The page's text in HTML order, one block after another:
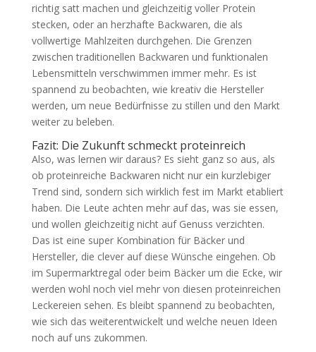
richtig satt machen und gleichzeitig voller Protein
stecken, oder an herzhafte Backwaren, die als
vollwertige Mahlzeiten durchgehen. Die Grenzen
zwischen traditionellen Backwaren und funktionalen
Lebensmitteln verschwimmen immer mehr. Es ist
spannend zu beobachten, wie kreativ die Hersteller
werden, um neue Bedürfnisse zu stillen und den Markt
weiter zu beleben.
Fazit: Die Zukunft schmeckt proteinreich
Also, was lernen wir daraus? Es sieht ganz so aus, als
ob proteinreiche Backwaren nicht nur ein kurzlebiger
Trend sind, sondern sich wirklich fest im Markt etabliert
haben. Die Leute achten mehr auf das, was sie essen,
und wollen gleichzeitig nicht auf Genuss verzichten.
Das ist eine super Kombination für Bäcker und
Hersteller, die clever auf diese Wünsche eingehen. Ob
im Supermarktregal oder beim Bäcker um die Ecke, wir
werden wohl noch viel mehr von diesen proteinreichen
Leckereien sehen. Es bleibt spannend zu beobachten,
wie sich das weiterentwickelt und welche neuen Ideen
noch auf uns zukommen.